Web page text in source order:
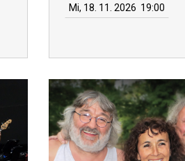
Mi, 18. 11. 2026 19:00